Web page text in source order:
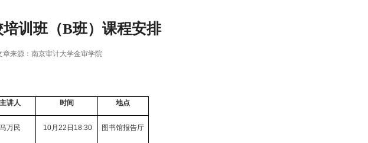
训班（B班）课程安排
章来源：南京审计大学金审学院
主讲人 时间 地点
马万民 10月 22 日 18:30 图书馆报告厅